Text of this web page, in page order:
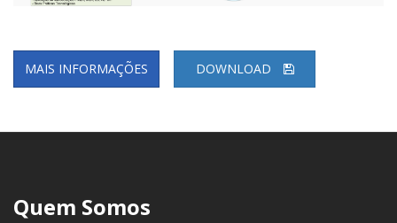
MAIS INFORMAÇÕES DOWNLOAD
Quem Somos